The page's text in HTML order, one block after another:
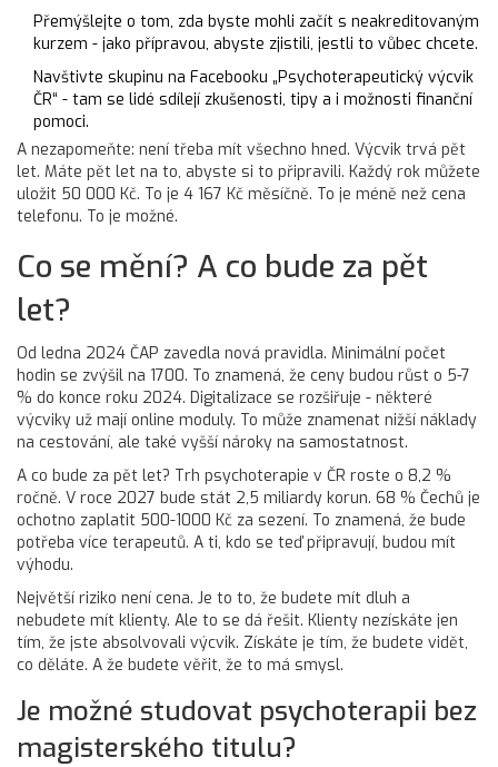
Přemýšlejte o tom, zda byste mohli začít s neakreditovaným
kurzem - jako přípravou, abyste zjistili, jestli to vůbec chcete.
Navštivte skupinu na Facebooku „Psychoterapeutický výcvik
ČR“ - tam se lidé sdílejí zkušenosti, tipy a i možnosti finanční
pomoci.
A nezapomeňte: není třeba mít všechno hned. Výcvik trvá pět
let. Máte pět let na to, abyste si to připravili. Každý rok můžete
uložit 50 000 Kč. To je 4 167 Kč měsíčně. To je méně než cena
telefonu. To je možné.
Co se mění? A co bude za pět
let?
Od ledna 2024 ČAP zavedla nová pravidla. Minimální počet
hodin se zvýšil na 1700. To znamená, že ceny budou růst o 5-7
% do konce roku 2024. Digitalizace se rozšiřuje - některé
výcviky už mají online moduly. To může znamenat nižší náklady
na cestování, ale také vyšší nároky na samostatnost.
A co bude za pět let? Trh psychoterapie v ČR roste o 8,2 %
ročně. V roce 2027 bude stát 2,5 miliardy korun. 68 % Čechů je
ochotno zaplatit 500-1000 Kč za sezení. To znamená, že bude
potřeba více terapeutů. A ti, kdo se teď připravují, budou mít
výhodu.
Největší riziko není cena. Je to to, že budete mít dluh a
nebudete mít klienty. Ale to se dá řešit. Klienty nezískáte jen
tím, že jste absolvovali výcvik. Získáte je tím, že budete vidět,
co děláte. A že budete věřit, že to má smysl.
Je možné studovat psychoterapii bez
magisterského titulu?